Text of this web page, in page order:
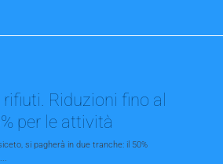
Riduzioni fino al
per le attività
si pagherà in due tranche: il 50%